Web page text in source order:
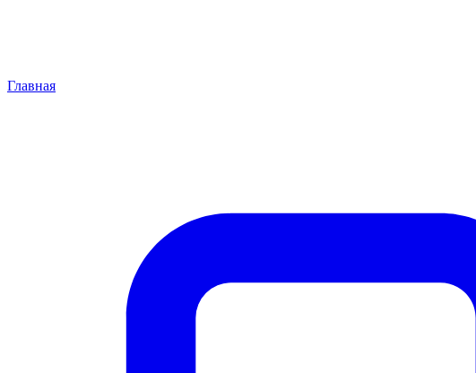
Главная